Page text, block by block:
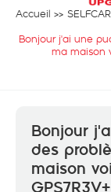
Accueil
Bonjour j'ai une
ma maison
Bonjour
des
maison